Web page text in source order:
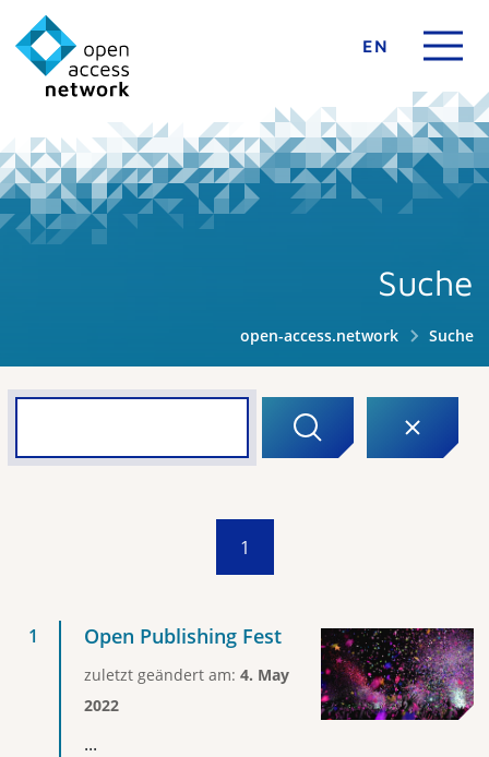
EN
Suche
open-access.network Suche
1
Open Publishing Fest
zuletzt geändert am: 4. May
2022
...